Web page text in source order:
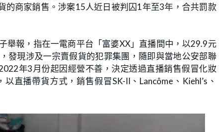
商家銷售。涉案15人近日被判囚1年至3年，合共罰款
舉報，指在一電商平台「富婆XX」直播間中，以29.9元
發現涉及一宗賣假貨的犯罪集團，隨即與當地公安部聯
年3月份起因經營不善，決定透過直播銷售假冒化妝
直播帶貨方式，銷售假冒SK-II、Lancôme、Kiehl’s、